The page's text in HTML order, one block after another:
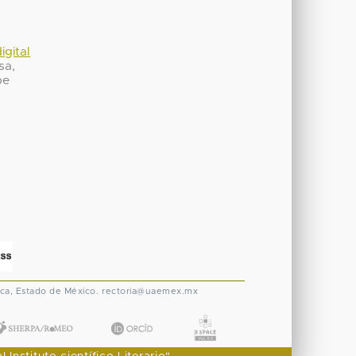
Estado de México. rectoria@uaemex.mx